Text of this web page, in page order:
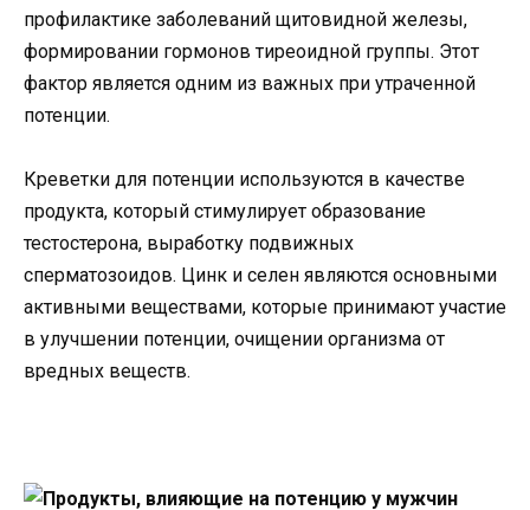
профилактике заболеваний щитовидной железы,
формировании гормонов тиреоидной группы. Этот
фактор является одним из важных при утраченной
потенции.
Креветки для потенции используются в качестве
продукта, который стимулирует образование
тестостерона, выработку подвижных
сперматозоидов. Цинк и селен являются основными
активными веществами, которые принимают участие
в улучшении потенции, очищении организма от
вредных веществ.